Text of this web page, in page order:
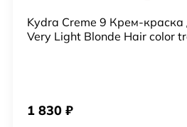
Kydra Creme 9 Крем-краска
Very Light Blonde Hair color
1 830 ₽